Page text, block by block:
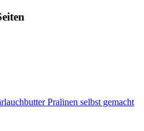
Pralinen selbst gemacht